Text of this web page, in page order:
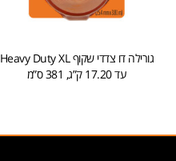
גורילה דו צדדי שקוף Heavy Duty XL
עד 17.20 ק”ג, 381 ס”מ